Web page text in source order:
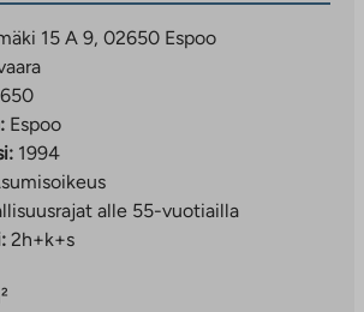
15 A 9, 02650 Espoo
Espoo
1994
alle 55-vuotiailla
2h+k+s